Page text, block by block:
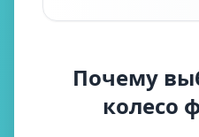
Почему
колесо